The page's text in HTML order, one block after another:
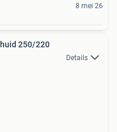
8 mei 26
250/220
Details